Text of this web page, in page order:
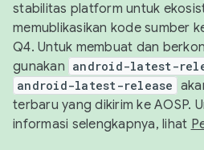
stabilitas platform untuk
memublikasikan kode sumber
Q4. Untuk membuat dan
gunakan android-latest-
android-latest-release
terbaru yang dikirim ke AOSP.
informasi selengkapnya, lihat